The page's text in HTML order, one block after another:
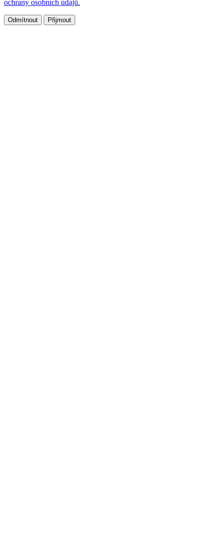
ochrany osobních údajů.
Odmítnout Přijmout